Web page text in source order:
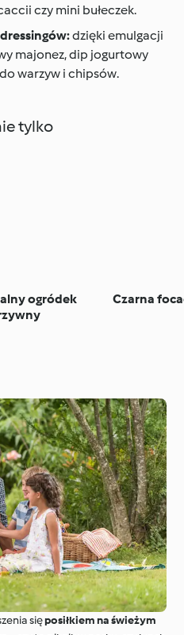
czy mini bułeczek.
dzięki emulgacji
majonez, dip jogurtowy
warzyw i chipsów.
tylko
ogródek
Czarna
sięposiłkiem na świeżym